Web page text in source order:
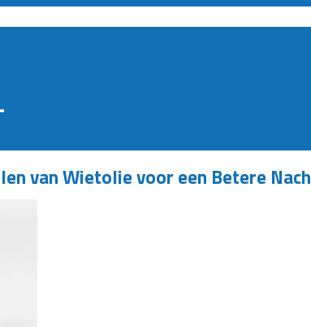
van Wietolie voor een Betere